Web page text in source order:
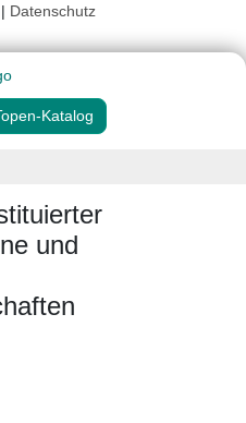
| Datenschutz
Katalog
und